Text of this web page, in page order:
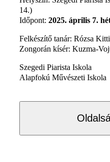
14.)
Időpont: 2025. április 7.
Felkészítő tanár: Rózsa Kitti
Zongorán kísér: Kuzma-
Szegedi Piarista Iskola
Alapfokú Művészeti Iskola